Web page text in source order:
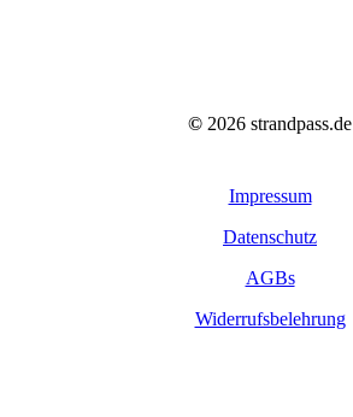
© 2026 strandpass.de
Impressum
Datenschutz
AGBs
Widerrufsbelehrung